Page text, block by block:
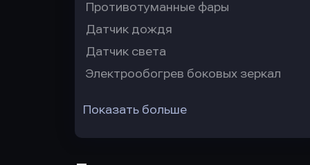
Противотуманные фары
Датчик дождя
Датчик света
Электрообогрев боковых зеркал
Показать больше